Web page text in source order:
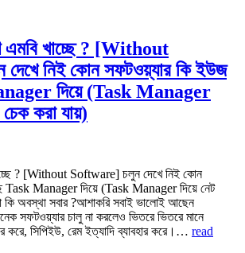
এমবি খাচ্ছে ? [Without
নিই কোন সফটওয়্যার কি ইউজ
দিয়ে (Task Manager
করা যায়)
? [Without Software] চলুন দেখে নিই কোন
Manager দিয়ে (Task Manager দিয়ে নেট
অবস্থা সবার ?আশাকরি সবাই ভালোই আছেন
সফটওয়্যার চালু না করলেও ভিতরে ভিতরে মানে
করে, সিপিইউ, রেম ইত্যাদি ব্যাবহার করে।… read